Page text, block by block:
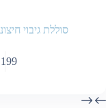
סוללת גיבוי חיצוני
199